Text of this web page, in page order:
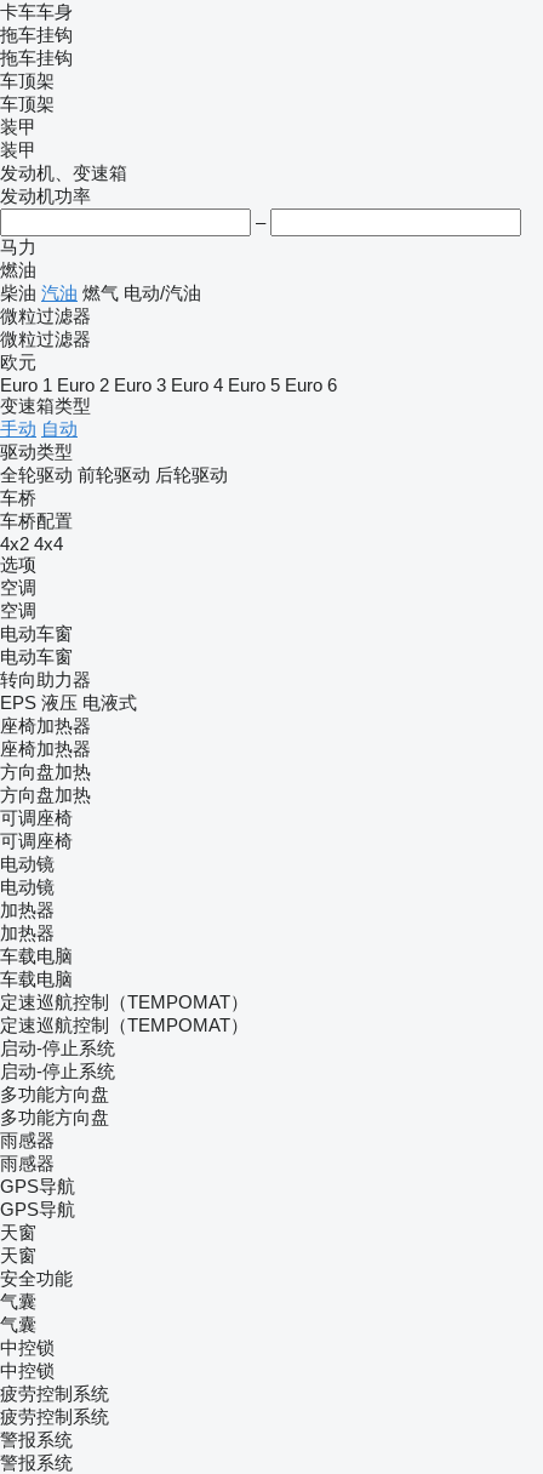
卡车车身
拖车挂钩
拖车挂钩
车顶架
车顶架
装甲
装甲
发动机、变速箱
发动机功率
–
马力
燃油
柴油 汽油 燃气 电动/汽油
微粒过滤器
微粒过滤器
欧元
Euro 1 Euro 2 Euro 3 Euro 4 Euro 5 Euro 6
变速箱类型
手动 自动
驱动类型
全轮驱动 前轮驱动 后轮驱动
车桥
车桥配置
4x2 4x4
选项
空调
空调
电动车窗
电动车窗
转向助力器
EPS 液压 电液式
座椅加热器
座椅加热器
方向盘加热
方向盘加热
可调座椅
可调座椅
电动镜
电动镜
加热器
加热器
车载电脑
车载电脑
定速巡航控制（TEMPOMAT）
定速巡航控制（TEMPOMAT）
启动-停止系统
启动-停止系统
多功能方向盘
多功能方向盘
雨感器
雨感器
GPS导航
GPS导航
天窗
天窗
安全功能
气囊
气囊
中控锁
中控锁
疲劳控制系统
疲劳控制系统
警报系统
警报系统